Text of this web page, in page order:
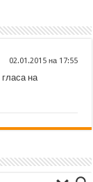
02.01.2015 на 17:55
на